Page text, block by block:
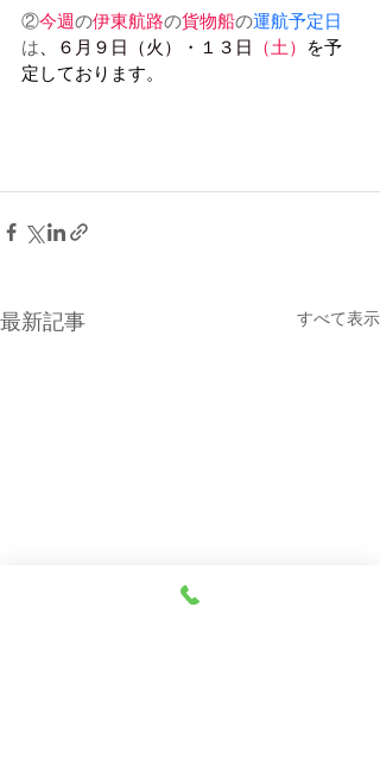
②今週の伊東航路の貨物船の運航予定日
は
６月９日（火）・１３日 （土）
を予
定しております。
最新記事 すべて表示